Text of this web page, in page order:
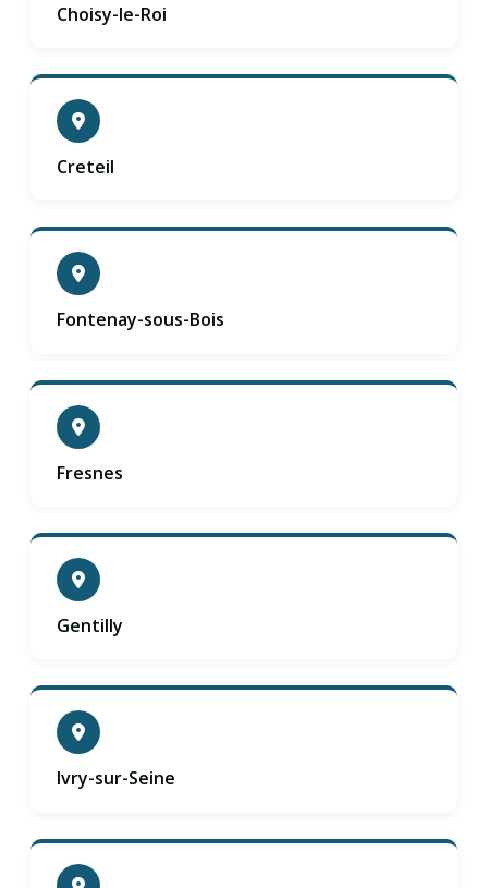
Choisy-le-Roi
Creteil
Fontenay-sous-Bois
Fresnes
Gentilly
Ivry-sur-Seine